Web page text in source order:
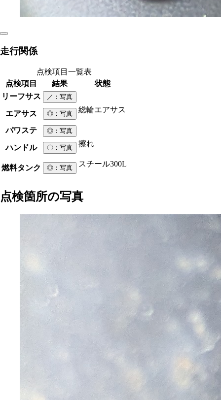
走行関係
点検項目一覧表
点検項目
結果
状態
リーフサス
／ ：写真
エアサス ◎ ：写真 総輪エアサス
パワステ ◎ ：写真
ハンドル 〇 ：写真 擦れ
燃料タンク ◎ ：写真 スチール300L
点検箇所の写真